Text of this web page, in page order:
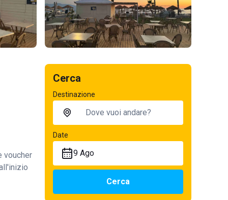
voucher
Cerca
Destinazione
Date
9 Ago
Cerca